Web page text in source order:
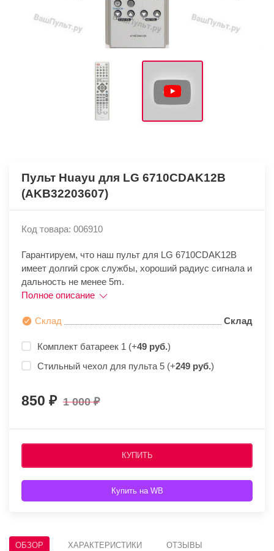
Пульт Huayu для LG 6710CDAK12B
(AKB32203607)
Код товара: 006910
Гарантируем, что наш пульт для LG 6710CDAK12B
имеет долгий срок службы, хороший радиус сигнала и
дальность не менее 5m.
Полное описание
Склад Склад
Комплект батареек 1 (+49 руб.)
Стильный чехол для пульта 5 (+249 руб.)
850 1 000
КУПИТЬ
Купить на WB
ОБЗОР ХАРАКТЕРИСТИКИ ОТЗЫВЫ